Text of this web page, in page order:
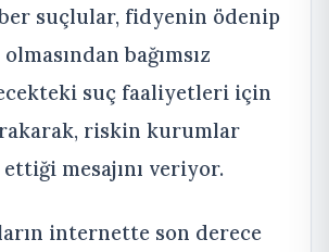
suçlular, fidyenin ödenip
bağımsız
suç faaliyetleri için
riskin kurumlar
mesajını veriyor.
internette son derece